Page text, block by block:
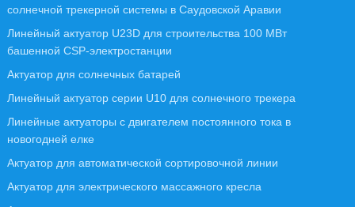
солнечной трекерной системы в Саудовской Аравии
Линейный актуатор U23D для строительства 100 МВт
башенной CSP-электростанции
Актуатор для солнечных батарей
Линейный актуатор серии U10 для солнечного трекера
Линейные актуаторы с двигателем постоянного тока в
новогодней елке
Актуатор для автоматической сортировочной линии
Актуатор для электрического массажного кресла